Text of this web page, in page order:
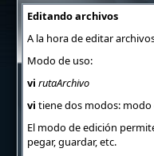
Editando archivos
A la hora de editar
Modo de uso:
vi rutaArchivo
vi tiene dos modos:
El modo de edición
pegar, guardar, etc.